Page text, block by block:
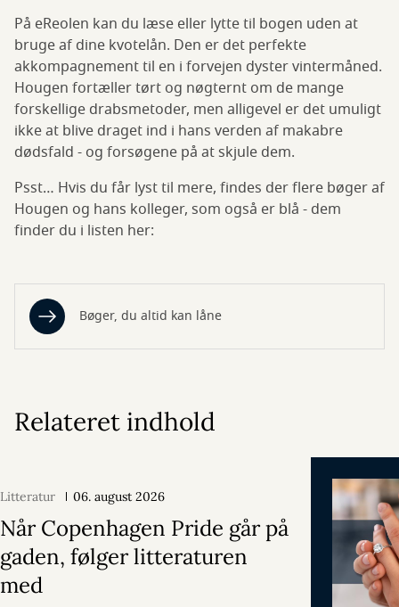
På eReolen kan du læse eller lytte til bogen uden at
bruge af dine kvotelån. Den er det perfekte
akkompagnement til en i forvejen dyster vintermåned.
Hougen fortæller tørt og nøgternt om de mange
forskellige drabsmetoder, men alligevel er det umuligt
ikke at blive draget ind i hans verden af makabre
dødsfald - og forsøgene på at skjule dem.
Psst… Hvis du får lyst til mere, findes der flere bøger af
Hougen og hans kolleger, som også er blå - dem
finder du i listen her:
Bøger, du altid kan låne
Relateret indhold
Litteratur 06. august 2026
Når Copenhagen Pride går på
gaden, følger litteraturen
med